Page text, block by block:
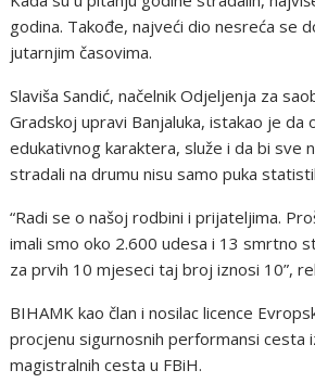
godina. Takođe, najveći dio nesreća se
jutarnjim časovima.
Slaviša Sandić, načelnik Odjeljenja za
Gradskoj upravi Banjaluka, istakao je da
edukativnog karaktera, služe i da bi sve
stradali na drumu nisu samo puka
“Radi se o našoj rodbini i prijateljima.
imali smo oko 2.600 udesa i 13 smrtno
za prvih 10 mjeseci taj broj iznosi 10”,
BIHAMK kao član i nosilac licence
procjenu sigurnosnih performansi cesta
magistralnih cesta u FBiH.